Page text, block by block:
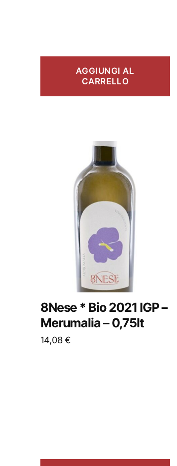
AGGIUNGI AL
CARRELLO
8Nese * Bio 2021 IGP –
Merumalia – 0,75lt
14,08€